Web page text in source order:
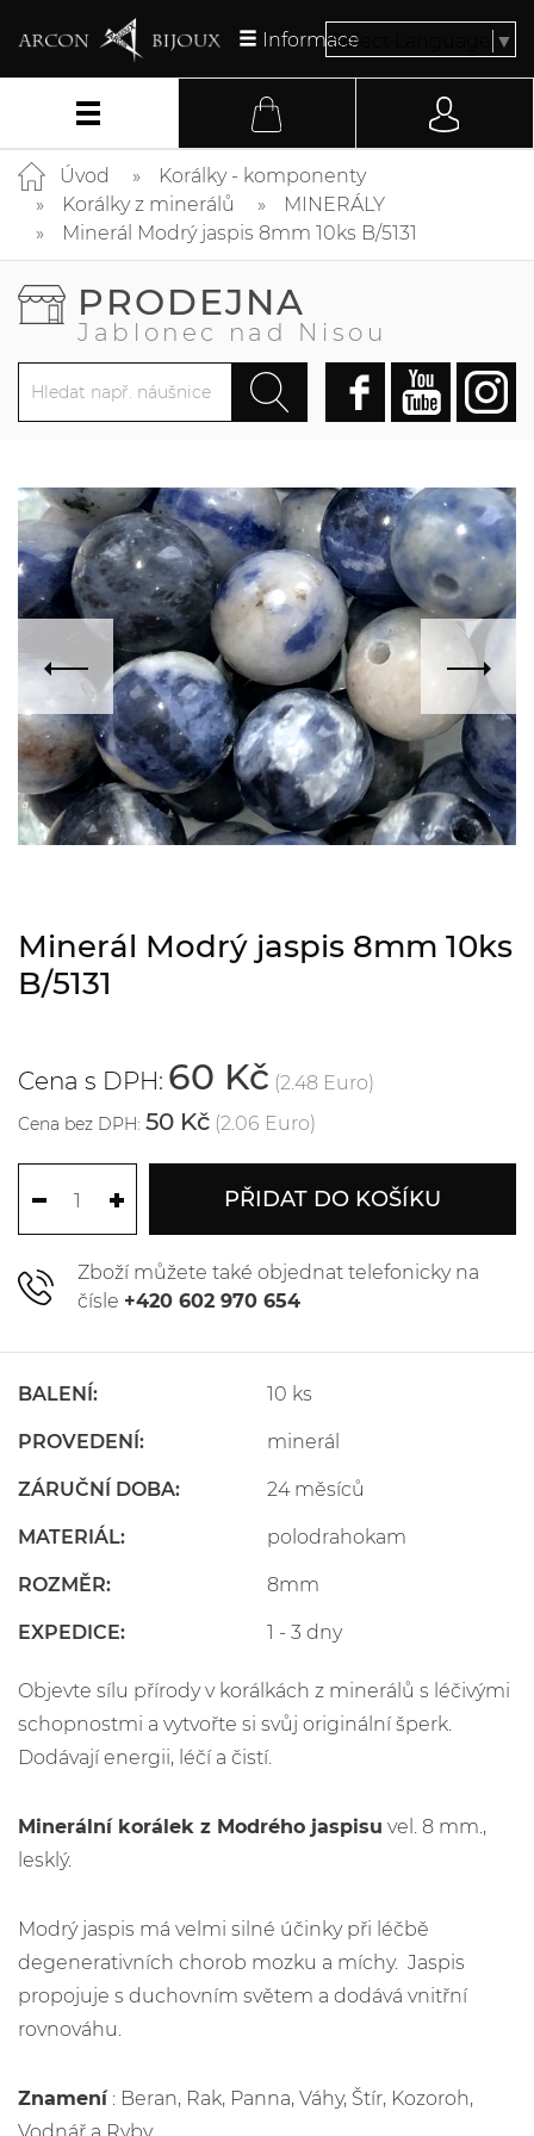
InformaceSelect Language ▼
Úvod
Korálky - komponenty
Korálky z minerálů
MINERÁLY
Minerál Modrý jaspis 8mm 10ks B/5131
PRODEJNA
Jablonec nad Nisou
Minerál Modrý jaspis 8mm 10ks
B/5131
Cena s DPH: 60 Kč (2.48 Euro)
Cena bez DPH: 50 Kč (2.06 Euro)
PŘIDAT DO KOŠÍKU
Zboží můžete také objednat telefonicky na
čísle +420 602 970 654
BALENÍ: 10 ks
PROVEDENÍ: minerál
ZÁRUČNÍ DOBA: 24 měsíců
MATERIÁL: polodrahokam
ROZMĚR: 8mm
EXPEDICE: 1 - 3 dny
Objevte sílu přírody v korálkách z minerálů s léčivými
schopnostmi a vytvořte si svůj originální šperk.
Dodávají energii, léčí a čistí.
Minerální korálek z Modrého jaspisu vel. 8 mm.,
lesklý.
Modrý jaspis má velmi silné účinky při léčbě
degenerativních chorob mozku a míchy. Jaspis
propojuje s duchovním světem a dodává vnitřní
rovnováhu.
Znamení: Beran, Rak, Panna, Váhy, Štír, Kozoroh,